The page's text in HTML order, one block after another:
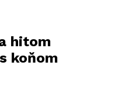
hitom
koňom